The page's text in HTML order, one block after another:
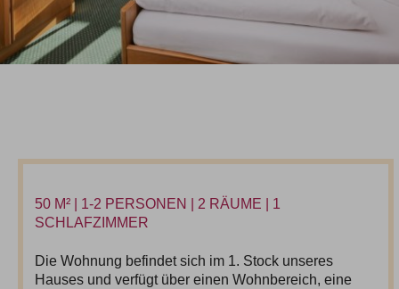
50 M² | 1-2 PERSONEN | 2 RÄUME | 1
SCHLAFZIMMER
Die Wohnung befindet sich im 1. Stock unseres
Hauses und verfügt über einen Wohnbereich, eine